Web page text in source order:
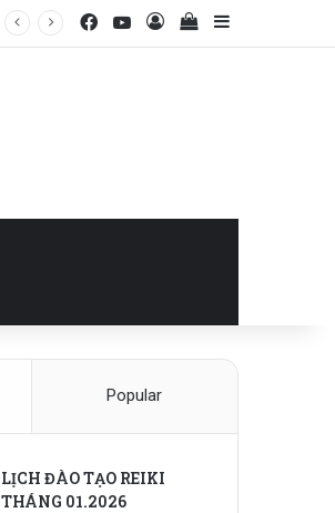
FacebookYouTube
Log InView your
Sidebar
Popular
LỊCH ĐÀO TẠO REIKI
THÁNG 01.2026